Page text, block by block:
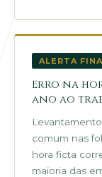
ALERTA
Erro na
ano ao
comum nas
hora ficta
maioria das